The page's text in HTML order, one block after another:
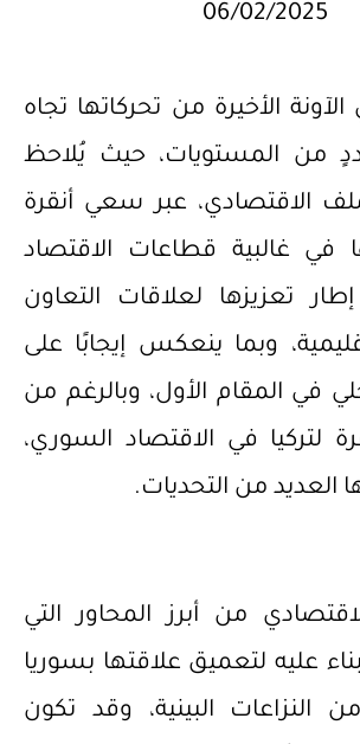
06/02/2025
الأخيرة من تحركاتها تجاه
من المستويات، حيث يُلاحظ
الاقتصادي، عبر سعي أنقرة
في غالبية قطاعات الاقتصاد
تعزيزها لعلاقات التعاون
وبما ينعكس إيجابًا على
في المقام الأول، وبالرغم من
لتركيا في الاقتصاد السوري،
العديد من التحديات.
من أبرز المحاور التي
عليه لتعميق علاقتها بسوريا
النزاعات البينية، وقد تكون